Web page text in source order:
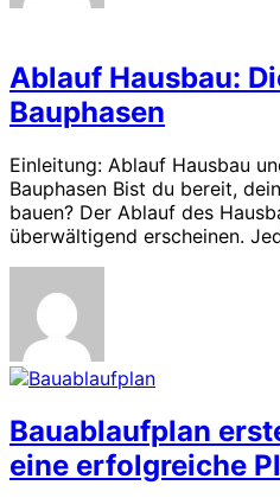
Ablauf Hausbau:
Bauphasen
Einleitung: Ablauf Hausbau
Bauphasen Bist du bereit,
bauen? Der Ablauf des
überwältigend erscheinen.
Bauablaufplan
eine erfolgreiche